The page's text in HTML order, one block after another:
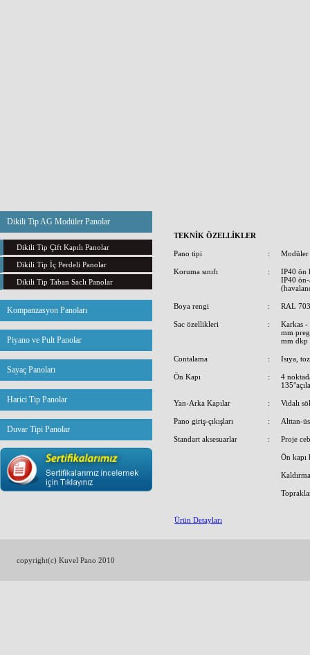
Dikili Tip AG Modüler Panolar
Dikili Tip Çift Kapılı Panolar
Dikili Tip İç Perdeli Panolar
Dikili Tip Taban Saclı Panolar
Kompanzasyon Panoları
Piyano ve Pult Panolar
Sayaç Panoları
Harici Tip Panolar
Duvar Tipi Panolar
TEKNİK ÖZELLİKLER
Pano tipi : Modüler
Koruma sınıfı :
IP40 ön
IP40 ön-
Boya rengi : RAL
Sac özellikleri :
Karkas -
mm
mm dkp
Contalama : Isıya,
Ön Kapı :
4
Yan-Arka Kapılar : Vidalı
Pano giriş-çıkışları : Alttan-
Standart aksesuarlar : Proje
Ön kapı
Ürün Detayları
copyright(c) Kuvel Pano 2010